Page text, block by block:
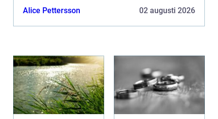
vad är ...
Alice Pettersson 02 augusti 2026